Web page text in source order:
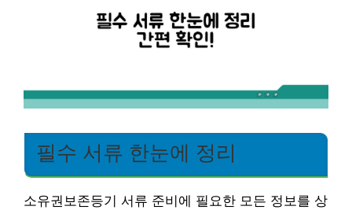
필수 서류 한눈에 정리
소유권보존등기 서류 준비에 필요한 모든 정보를 상